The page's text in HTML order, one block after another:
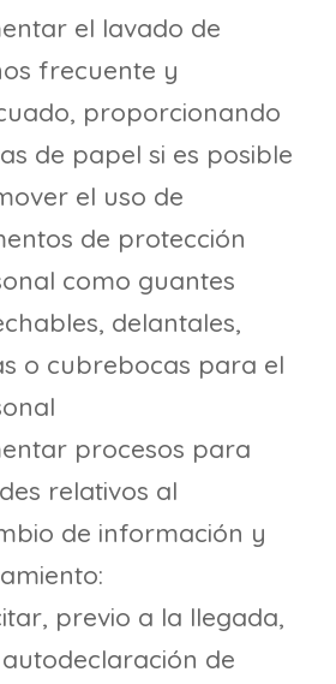
el lavado de
frecuente y
proporcionando
de papel si es posible
el uso de
de protección
como guantes
delantales,
o cubrebocas para el
procesos para
relativos al
de información y
previo a la llegada,
de